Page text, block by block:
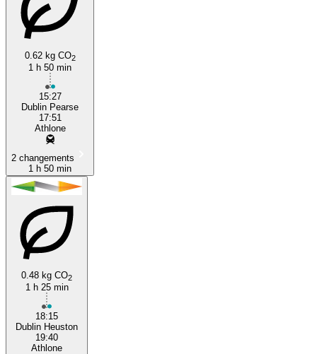
0.62 kg CO2
1 h 50 min
15:27
Dublin Pearse
17:51
Athlone
2 changements
1 h 50 min
0.48 kg CO2
1 h 25 min
18:15
Dublin Heuston
19:40
Athlone